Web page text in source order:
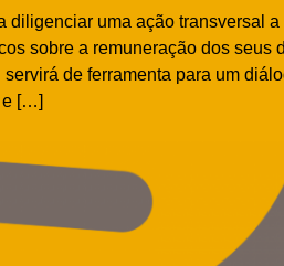
diligenciar uma ação transversal a
sobre a remuneração dos seus
de ferramenta para um
e […]